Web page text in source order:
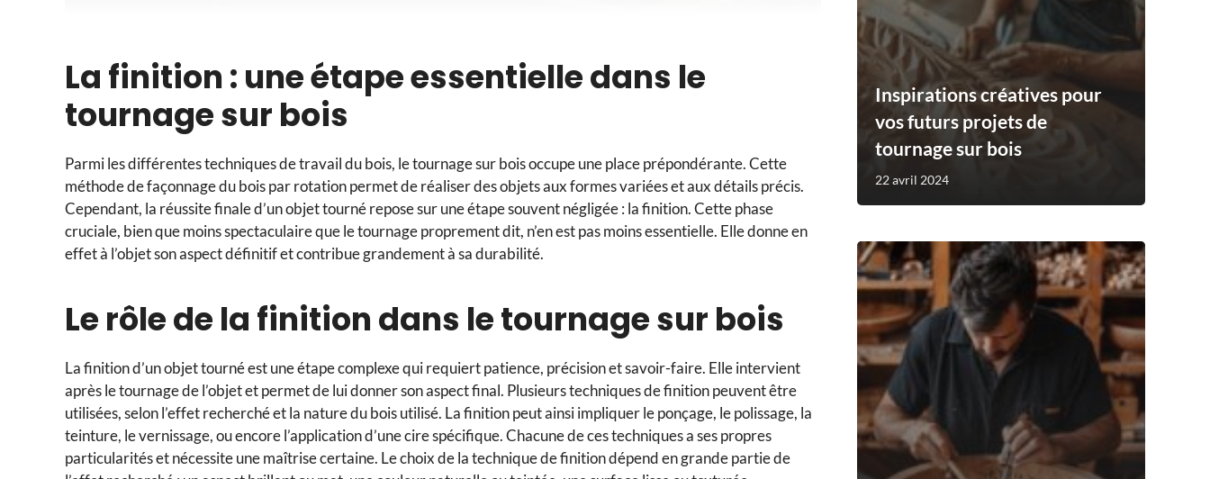
La finition : une étape essentielle dans le
tournage sur bois
Parmi les différentes techniques de travail du bois, le tournage sur bois occupe une place prépondérante. Cette
méthode de façonnage du bois par rotation permet de réaliser des objets aux formes variées et aux détails précis.
Cependant, la réussite finale d’un objet tourné repose sur une étape souvent négligée : la finition. Cette phase
cruciale, bien que moins spectaculaire que le tournage proprement dit, n’en est pas moins essentielle. Elle donne en
effet à l’objet son aspect définitif et contribue grandement à sa durabilité.
Le rôle de la finition dans le tournage sur bois
La finition d’un objet tourné est une étape complexe qui requiert patience, précision et savoir-faire. Elle intervient
après le tournage de l’objet et permet de lui donner son aspect final. Plusieurs techniques de finition peuvent être
utilisées, selon l’effet recherché et la nature du bois utilisé. La finition peut ainsi impliquer le ponçage, le polissage, la
teinture, le vernissage, ou encore l’application d’une cire spécifique. Chacune de ces techniques a ses propres
particularités et nécessite une maîtrise certaine. Le choix de la technique de finition dépend en grande partie de
Inspirations créatives pour
vos futurs projets de
tournage sur bois
22 avril 2024